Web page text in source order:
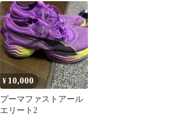
¥ 10,000
プーマファストアール
エリート2